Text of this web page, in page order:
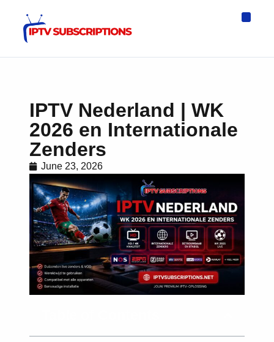
IPTV Nederland | WK
2026 en Internationale
Zenders
June 23, 2026